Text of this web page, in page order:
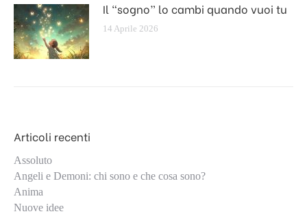
Il “sogno” lo cambi quando vuoi tu
14 Aprile 2026
Articoli recenti
Assoluto
Angeli e Demoni: chi sono e che cosa sono?
Anima
Nuove idee